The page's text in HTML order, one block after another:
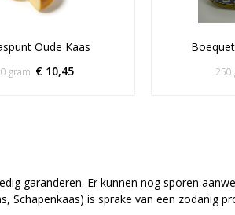
Oude Kaas
€ 10,45
gram 250
garanderen. Er kunnen nog sporen
Schapenkaas) is sprake van een zodanig